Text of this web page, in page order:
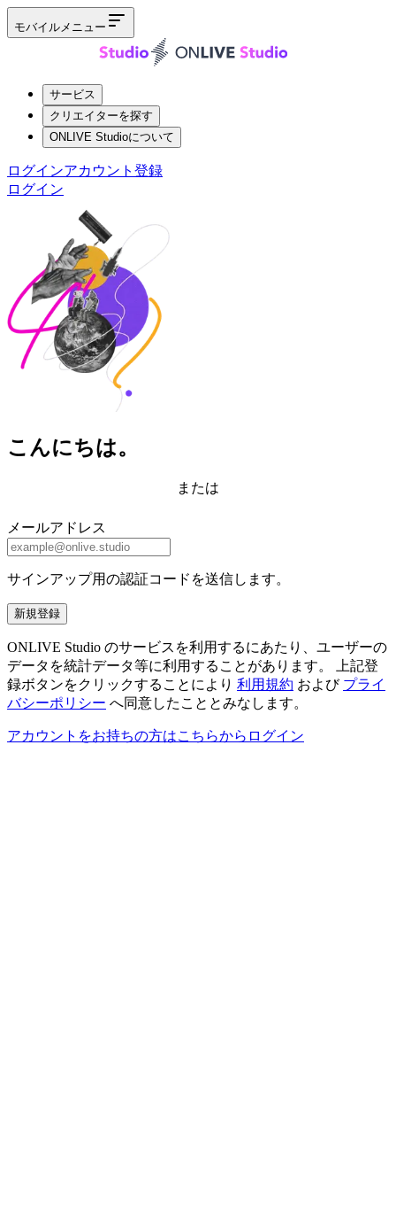
モバイルメニュー
サービス
クリエイターを探す
ONLIVE Studioについて
ログインアカウント登録
ログイン
こんにちは。
または
メールアドレス
サインアップ用の認証コードを送信します。
新規登録
ONLIVE Studio のサービスを利用するにあたり、ユーザーの
データを統計データ等に利用することがあります。 上記登
録ボタンをクリックすることにより 利用規約 および プライ
バシーポリシー へ同意したこととみなします。
アカウントをお持ちの方はこちらからログイン